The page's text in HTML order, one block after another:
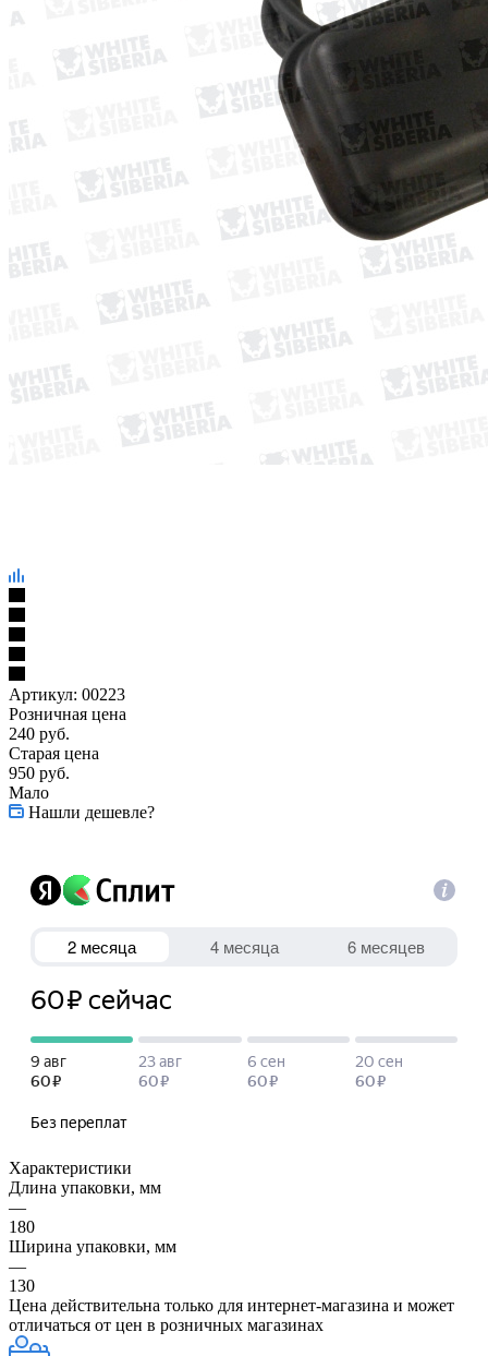
Артикул: 00223
Розничная цена
240 руб.
Старая цена
950 руб.
Мало
Нашли дешевле?
Характеристики
Длина упаковки, мм
—
180
Ширина упаковки, мм
—
130
Цена действительна только для интернет-магазина и может
отличаться от цен в розничных магазинах